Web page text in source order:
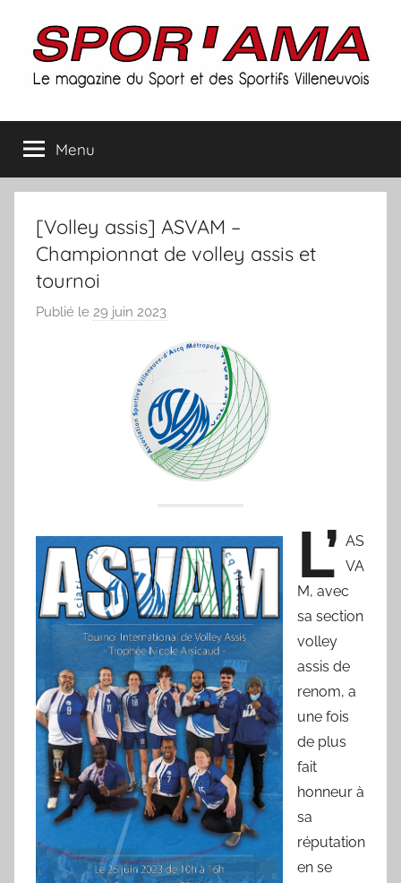
contenu
Spor'ama
le
magazine
du
Menu
[Volley assis] ASVAM –
Championnat de volley assis et
tournoi
Publié le 29 juin 2023
r
p
o
r
'
a
L’ AS
VA
M, avec
sa section
volley
assis de
renom, a
une fois
de plus
fait
honneur à
sa
réputation
en se